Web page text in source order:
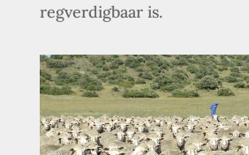
regverdigbaar is.